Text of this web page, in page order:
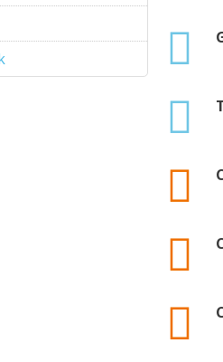
xlsx
xlsx
xml
xml
xml